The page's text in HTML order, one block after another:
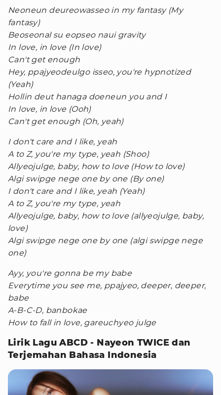
Neoneun deureowasseo in my fantasy (My
fantasy)
Beoseonal su eopseo naui gravity
In love, in love (In love)
Can't get enough
Hey, ppajyeodeulgo isseo, you're hypnotized
(Yeah)
Hollin deut hanaga doeneun you and I
In love, in love (Ooh)
Can't get enough (Oh, yeah)
I don't care and I like, yeah
A to Z, you're my type, yeah (Shoo)
Allyeojulge, baby, how to love (How to love)
Algi swipge nege one by one (By one)
I don't care and I like, yeah (Yeah)
A to Z, you're my type, yeah
Allyeojulge, baby, how to love (allyeojulge, baby,
love)
Algi swipge nege one by one (algi swipge nege
one)
Ayy, you're gonna be my babe
Everytime you see me, ppajyeo, deeper, deeper,
babe
A-B-C-D, banbokae
How to fall in love, gareuchyeo julge
Lirik Lagu ABCD - Nayeon TWICE dan
Terjemahan Bahasa Indonesia